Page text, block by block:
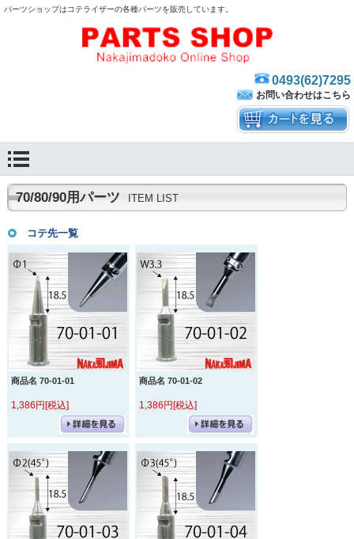
パーツショップはコテライザーの各種パーツを販売しています。
0493(62)7295
お問い合わせはこちら
70/80/90用パーツ ITEM LIST
コテ先一覧
商品名 70-01-01
1,386円[税込]
商品名 70-01-02
1,386円[税込]